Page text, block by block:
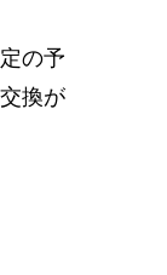
の予
換が